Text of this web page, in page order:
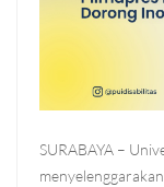
SURABAYA –